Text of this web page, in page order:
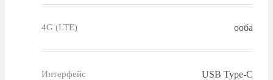
4G (LTE) ооба
Интерфейс USB Type-C